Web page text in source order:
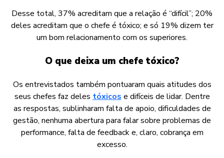
Desse total, 37% acreditam que a relação é “difícil”; 20%
deles acreditam que o chefe é tóxico; e só 19% dizem ter
um bom relacionamento com os superiores.
O que deixa um chefe tóxico?
Os entrevistados também pontuaram quais atitudes dos
seus chefes faz deles tóxicos e difíceis de lidar. Dentre
as respostas, sublinharam falta de apoio, dificuldades de
gestão, nenhuma abertura para falar sobre problemas de
performance, falta de feedback e, claro, cobrança em
excesso.